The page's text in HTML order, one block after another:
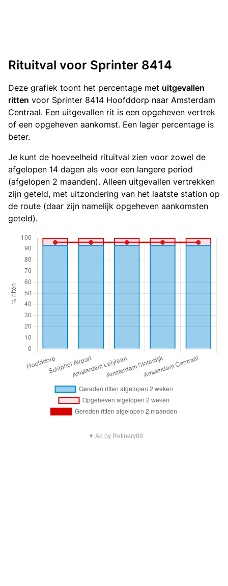
Rituitval voor Sprinter 8414
Deze grafiek toont het percentage met uitgevallen
ritten voor Sprinter 8414 Hoofddorp naar Amsterdam
Centraal. Een uitgevallen rit is een opgeheven vertrek
of een opgeheven aankomst. Een lager percentage is
beter.
Je kunt de hoeveelheid rituitval zien voor zowel de
afgelopen 14 dagen als voor een langere period
(afgelopen 2 maanden). Alleen uitgevallen vertrekken
zijn geteld, met uitzondering van het laatste station op
de route (daar zijn namelijk opgeheven aankomsten
geteld).
▼ Ad by Refinery89